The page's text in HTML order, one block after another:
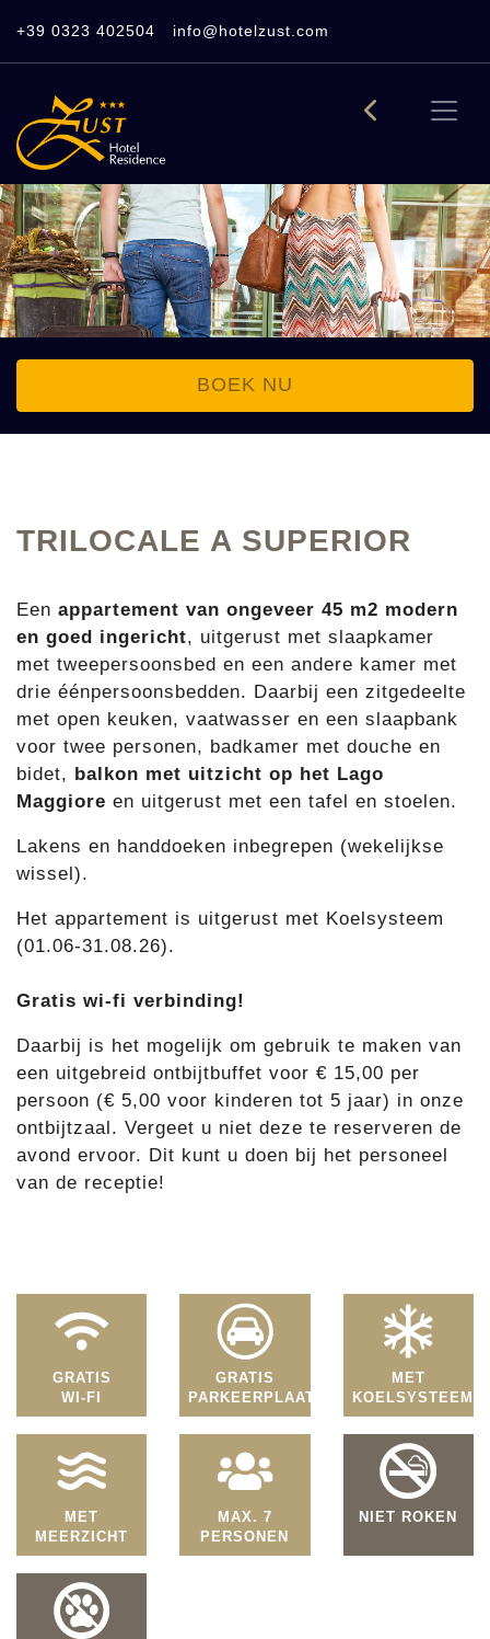
+39 0323 402504 info@hotelzust.com
BOEK NU
TRILOCALE A SUPERIOR
Een appartement van ongeveer 45 m2 modern
en goed ingericht, uitgerust met slaapkamer
met tweepersoonsbed en een andere kamer met
drie éénpersoonsbedden. Daarbij een zitgedeelte
met open keuken, vaatwasser en een slaapbank
voor twee personen, badkamer met douche en
bidet, balkon met uitzicht op het Lago
Maggiore en uitgerust met een tafel en stoelen.
Lakens en handdoeken inbegrepen (wekelijkse
wissel).
Het appartement is uitgerust met Koelsysteem
(01.06-31.08.26).
Gratis wi-fi verbinding!
Daarbij is het mogelijk om gebruik te maken van
een uitgebreid ontbijtbuffet voor € 15,00 per
persoon (€ 5,00 voor kinderen tot 5 jaar) in onze
ontbijtzaal. Vergeet u niet deze te reserveren de
avond ervoor. Dit kunt u doen bij het personeel
van de receptie!
GRATIS
WI-FI
GRATIS
PARKEERPLAATS
MET
KOELSYSTEEM
MET
MEERZICHT
MAX. 7
PERSONEN
NIET ROKEN